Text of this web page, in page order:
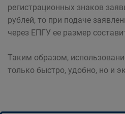
регистрационных знаков
рублей, то при подаче
через ЕПГУ ее размер
Таким образом,
только быстро, удобно, но и